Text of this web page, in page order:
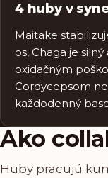
4 huby v
Maitake
os, Chaga je
oxidačným
Cordycepsom
každodenný
Ako
Huby pracujú